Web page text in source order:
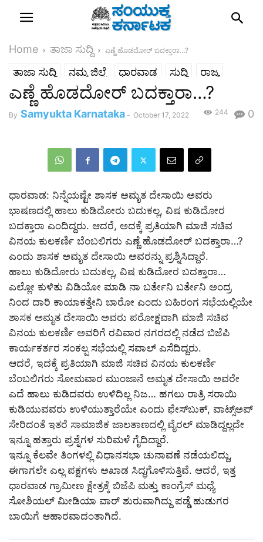
Home ತಾಜಾ ಸುದ್ದಿ ಎಣ್ಣೆ ಹೊಡದೋರ್ ಬದಕ್ತಾರಾ…?
ತಾಜಾ ಸುದ್ದಿ ನಮ್ಮ ಜಿಲ್ಲೆ ಧಾರವಾಡ ಸುದ್ದಿ ರಾಜ್ಯ
ಎಣ್ಣೆ ಹೊಡದೋರ್ ಬದಕ್ತಾರಾ…?
By Samyukta Karnataka - October 17, 2022 0
244
ಧಾರವಾಡ: ನಿನ್ನೆಯಷ್ಟೇ ಶಾಸಕ ಅಮೃತ ದೇಸಾಯಿ ಅವರು
ಭಾಷಣದಲ್ಲಿ ಹಾಲು ಕುಡಿದೋರು ಬದುಕಲ್ಲ, ವಿಷ ಕುಡಿದೋರ
ಬದಕ್ತಾರಾ ಎಂದಿದ್ದರು. ಆದರೆ, ಅದಕ್ಕೆ ಪ್ರತಿಯಾಗಿ ಮಾಜಿ ಸಚಿವ
ವಿನಯ ಕುಲಕರ್ಣಿ ಬೆಂಬಲಿಗರು ಎಣ್ಣೆ ಹೊಡದೋರ್ ಬದಕ್ತಾರಾ…?
ಎಂದು ಶಾಸಕ ಅಮೃತ ದೇಸಾಯಿ ಅವರನ್ನು ಪ್ರಶ್ನಿಸಿದ್ದಾರೆ.
ಹಾಲು ಕುಡಿದೋರು ಬದುಕಲ್ಲ, ವಿಷ ಕುಡಿದೋರ ಬದಕ್ತಾರಾ…
ಎಲ್ಲೋ ಕುಳಿತು ವಿಡಿಯೋ ಮಾಡಿ ನಾ ಬರ್ತೇನಿ ಬರ್ತೇನಿ ಅಂದ್ರ
ನಿಂದ ದಾರಿ ಕಾಯಾಕತ್ತೇನಿ ಬಾರೋ ಎಂದು ಬಹಿರಂಗ ಸಭೆಯಲ್ಲಿಯೇ
ಶಾಸಕ ಅಮೃತ ದೇಸಾಯಿ ಅವರು ಪರೋಕ್ಷವಾಗಿ ಮಾಜಿ ಸಚಿವ
ವಿನಯ ಕುಲಕರ್ಣಿ ಅವರಿಗೆ ರವಿವಾರ ನಗರದಲ್ಲಿ ನಡೆದ ಬಿಜೆಪಿ
ಕಾರ್ಯಕರ್ತರ ಸಂಕಲ್ಪ ಸಭೆಯಲ್ಲಿ ಸವಾಲ್ ಎಸೆದಿದ್ದರು.
ಆದರೆ, ಇದಕ್ಕೆ ಪ್ರತಿಯಾಗಿ ಮಾಜಿ ಸಚಿವ ವಿನಯ ಕುಲಕರ್ಣಿ
ಬೆಂಬಲಿಗರು ಸೋಮವಾರ ಮುಂಜಾನೆ ಅಮೃತ ದೇಸಾಯಿ ಅವರೇ
ಎದೆ ಹಾಲು ಕುಡಿದವರು ಉಳಿದಿಲ್ಲ ನಿಜ… ಹಗಲು ರಾತ್ರಿ ಸರಾಯಿ
ಕುಡಿಯುವವರು ಉಳಿಯುತ್ತಾರೆಯೇ ಎಂದು ಫೇಸ್‌ಬುಕ್, ವಾಟ್ಸ್ಅಪ್
ಸೇರಿದಂತೆ ಇತರೆ ಸಾಮಾಜಿಕ ಜಾಲತಾಣದಲ್ಲಿ ವೈರಲ್ ಮಾಡಿದ್ದಲ್ಲದೇ
ಇನ್ನೂ ಹತ್ತಾರು ಪ್ರಶ್ನೆಗಳ ಸುರಿಮಳೆ ಗೈದಿದ್ದಾರೆ.
ಇನ್ನೂ ಕೆಲವೇ ತಿಂಗಳಲ್ಲಿ ವಿಧಾನಸಭಾ ಚುನಾವಣೆ ನಡೆಯಲಿದ್ದು,
ಈಗಾಗಲೇ ಎಲ್ಲ ಪಕ್ಷಗಳು ಅಖಾಡ ಸಿದ್ಧಗೊಳಿಸುತ್ತಿವೆ. ಆದರೆ, ಇತ್ತ
ಧಾರವಾಡ ಗ್ರಾಮೀಣ ಕ್ಷೇತ್ರಕ್ಕೆ ಬಿಜೆಪಿ ಮತ್ತು ಕಾಂಗ್ರೆಸ್ ಮಧ್ಯೆ
ಸೋಶಿಯಲ್ ಮೀಡಿಯಾ ವಾರ್ ಶುರುವಾಗಿದ್ದು ಪಡ್ಡೆ ಹುಡುಗರ
ಬಾಯಿಗೆ ಆಹಾರವಾದಂತಾಗಿದೆ.